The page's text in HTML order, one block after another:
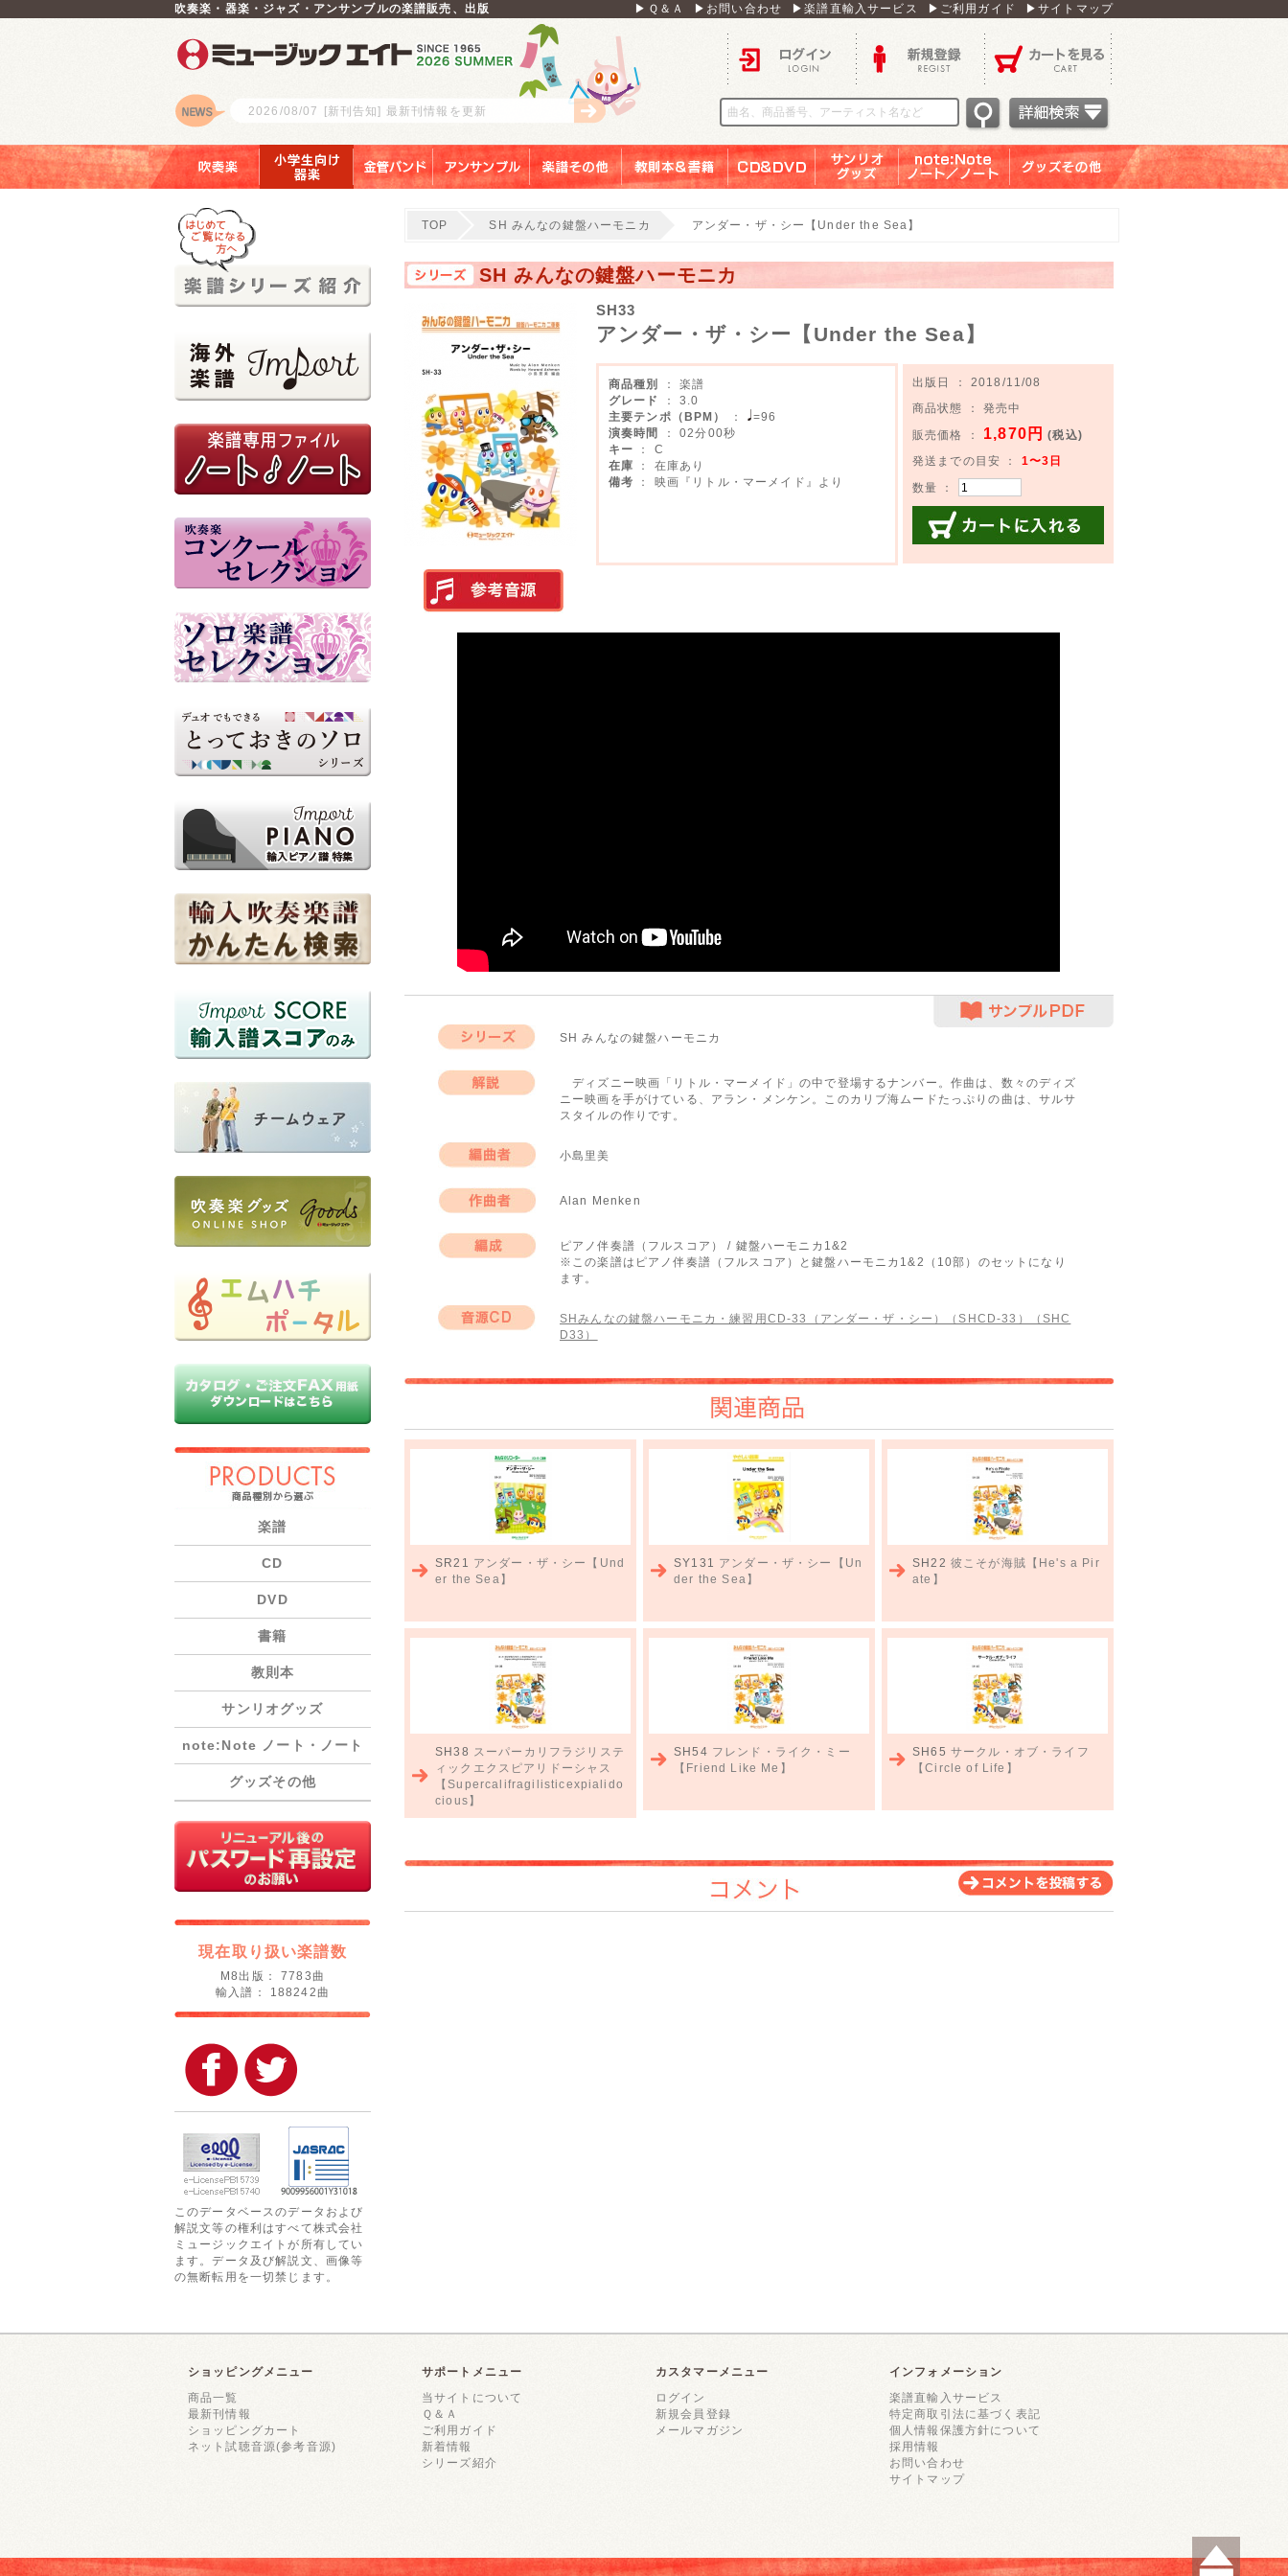
吹奏楽・器楽・ジャズ・アンサンブルの楽譜販売、出版 ▶Ｑ＆Ａ ▶お問い合わせ ▶楽譜直輸入サービス ▶ご利用ガイド ▶サイトマップ
ロゴ
2026/08/07 [新刊告知] 最新刊情報を更新
楽譜
CD
DVD
書籍
教則本
サンリオグッズ
note:Note ノート・ノート
グッズその他
現在取り扱い楽譜数
M8出版： 7783曲
輸入譜： 188242曲
このデータベースのデータおよび
解説文等の権利はすべて株式会社
ミュージックエイトが所有してい
ます。データ及び解説文、画像等
の無断転用を一切禁じます。
TOP SH みんなの鍵盤ハーモニカ アンダー・ザ・シー【Under the Sea】
SH みんなの鍵盤ハーモニカ
ミュージックエイト（みんな
SH33
アンダー・ザ・シー【Under the Sea】
商品種別
： 楽譜
グレード
： 3.0
主要テンポ（BPM）
：
=96
演奏時間
： 02分00秒
キー
： C
在庫
： 在庫あり
備考
： 映画『リトル・マーメイド』より
出版日 ： 2018/11/08
商品状態 ： 発売中
販売価格 ： 1,870円 (税込)
発送までの目安 ： 1〜3日
数量 ：
SH みんなの鍵盤ハーモニカ
ディズニー映画「リトル・マーメイド」の中で登場するナンバー。作曲は、数々のディズ
ニー映画を手がけている、アラン・メンケン。このカリブ海ムードたっぷりの曲は、サルサ
スタイルの作りです。
小島里美
Alan Menken
ピアノ伴奏譜（フルスコア） / 鍵盤ハーモニカ1&2
※この楽譜はピアノ伴奏譜（フルスコア）と鍵盤ハーモニカ1&2（10部）のセットになり
ます。
SHみんなの鍵盤ハーモニカ・練習用CD-33（アンダー・ザ・シー）（SHCD-33）（SHC
D33）
関連商品
SR21 アンダー・ザ・シー【Und
er the Sea】
SY131 アンダー・ザ・シー【Un
der the Sea】
SH22 彼こそが海賊【He's a Pir
ate】
SH38
スーパーカリフラジリステ
ィックエクスピアリドーシャス
【Supercalifragilisticexpialido
cious】
SH54 フレンド・ライク・ミー
【Friend Like Me】
SH65 サークル・オブ・ライフ
【Circle of Life】
コメント
ショッピングメニュー
商品一覧
最新刊情報
ショッピングカート
ネット試聴音源(参考音源)
サポートメニュー
当サイトについて
Ｑ＆Ａ
ご利用ガイド
新着情報
シリーズ紹介
カスタマーメニュー
ログイン
新規会員登録
メールマガジン
インフォメーション
楽譜直輸入サービス
特定商取引法に基づく表記
個人情報保護方針について
採用情報
お問い合わせ
サイトマップ